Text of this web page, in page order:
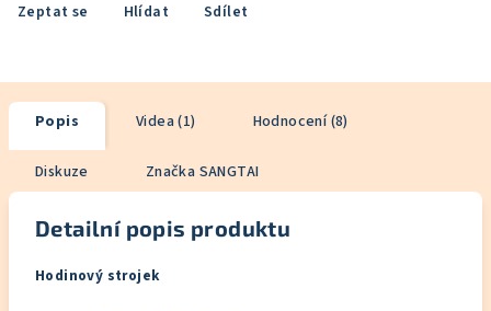
Zeptat se Hlídat Sdílet
Popis Videa (1) Hodnocení (8)
Diskuze Značka SANGTAI
Detailní popis produktu
Hodinový strojek